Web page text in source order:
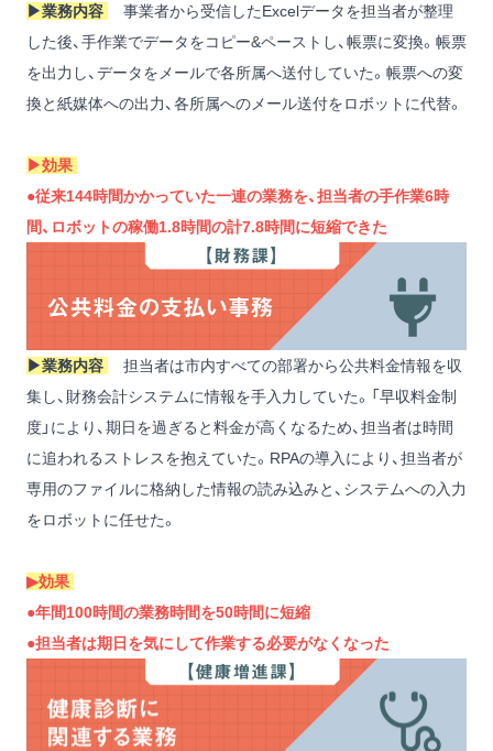
▶︎業務内容
事業者から受信したExcelデータを担当者が整理
した後、手作業でデータをコピー&ペーストし、帳票に変換。帳票
を出力し、データをメールで各所属へ送付していた。帳票への変
換と紙媒体への出力、各所属へのメール送付をロボットに代替。
▶︎効果
●従来144時間かかっていた一連の業務を、担当者の手作業6時
間、ロボットの稼働1.8時間の計7.8時間に短縮できた
▶︎業務内容
担当者は市内すべての部署から公共料金情報を収
集し、財務会計システムに情報を手入力していた。「早収料金制
度」により、期日を過ぎると料金が高くなるため、担当者は時間
に追われるストレスを抱えていた。RPAの導入により、担当者が
専用のファイルに格納した情報の読み込みと、システムへの入力
をロボットに任せた。
▶︎効果
●年間100時間の業務時間を50時間に短縮
●担当者は期日を気にして作業する必要がなくなった